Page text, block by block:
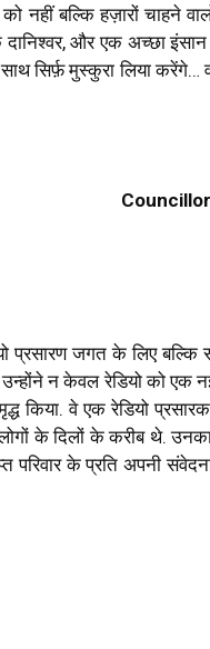
नहीं बल्कि हज़ारों चाहने
दानिश्वर, और एक अच्छा
सिर्फ़ मुस्कुरा लिया करेंगे…
जगत के लिए बल्कि
न केवल रेडियो को एक
किया. वे एक रेडियो
के दिलों के करीब थे. उनका
परिवार के प्रति अपनी